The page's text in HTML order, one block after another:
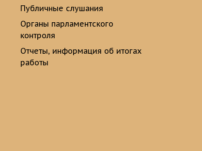
Публичные слушания
Органы парламентского
контроля
Отчеты, информация об итогах
работы